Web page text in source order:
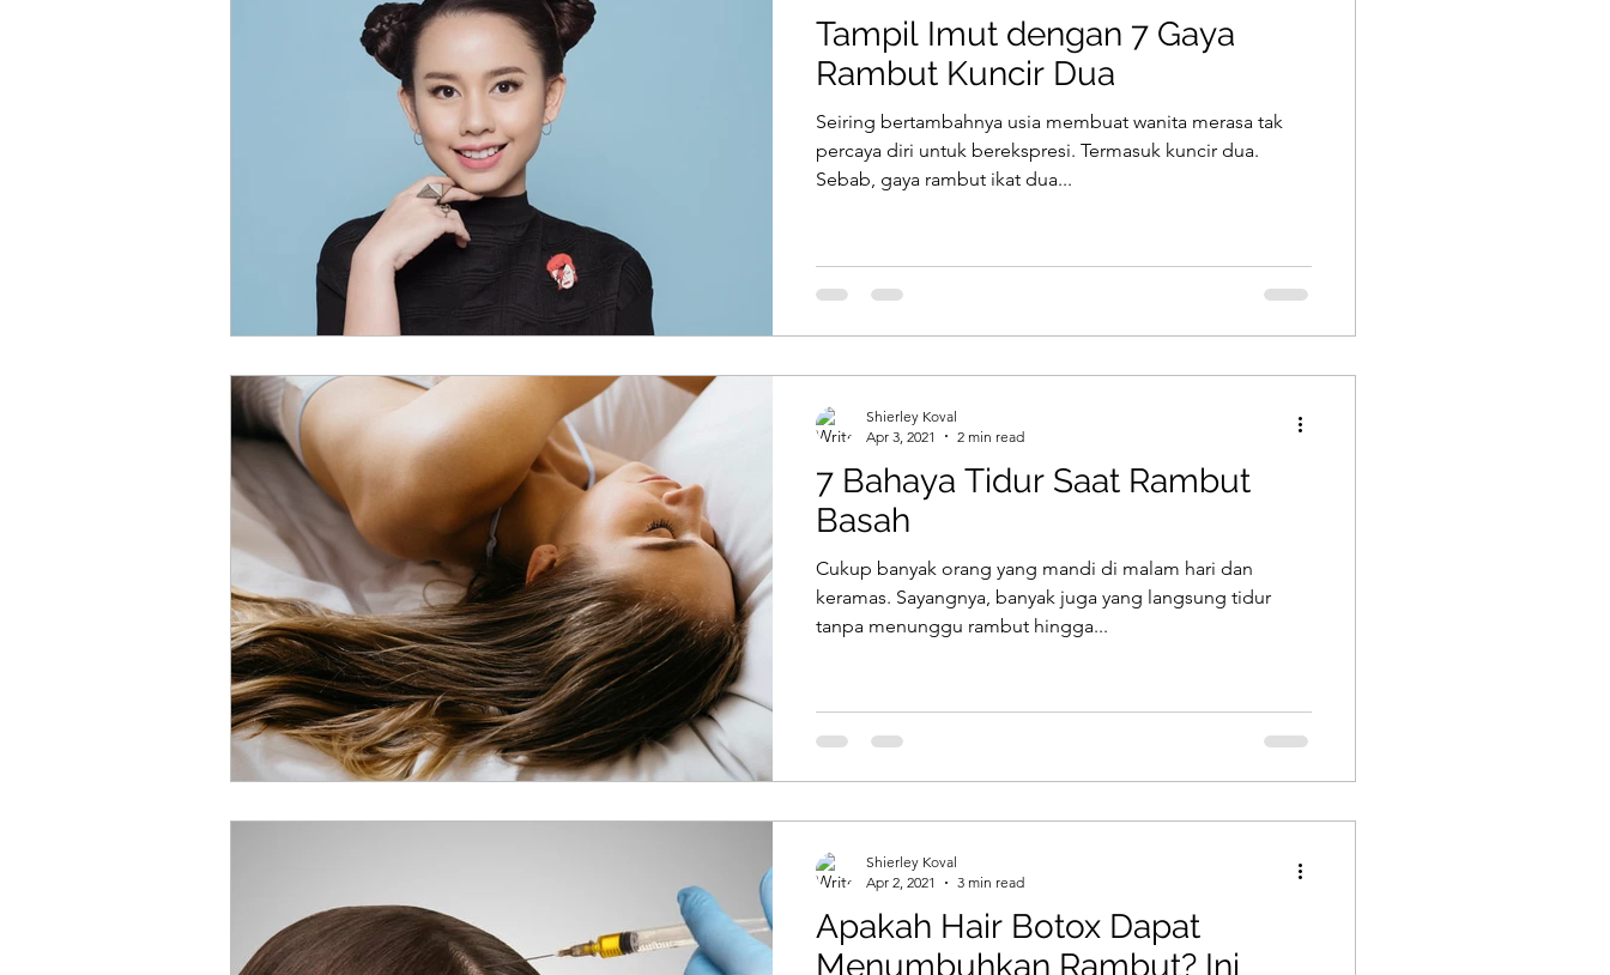
Tampil Imut dengan 7 Gaya
Rambut Kuncir Dua
Seiring bertambahnya usia membuat wanita merasa tak
percaya diri untuk berekspresi. Termasuk kuncir dua.
Sebab, gaya rambut ikat dua...
7 Bahaya Tidur Saat Rambut
Basah
Cukup banyak orang yang mandi di malam hari dan
keramas. Sayangnya, banyak juga yang langsung tidur
tanpa menunggu rambut hingga...
Shierley Koval
Apr 3, 2021
2 min read
Apakah Hair Botox Dapat
Menumbuhkan Rambut? Ini
Shierley Koval
Apr 2, 2021
3 min read